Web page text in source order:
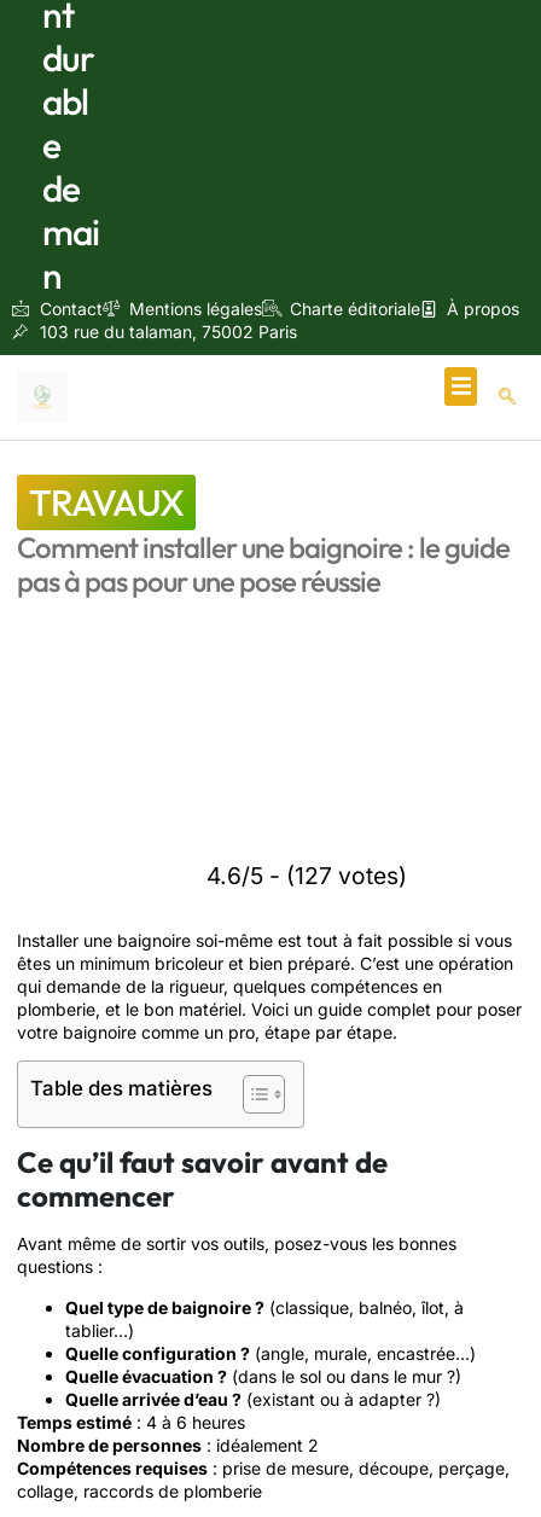
nt
dur
abl
e
de
mai
n
Contact Mentions légales Charte éditoriale
À propos
103 rue du talaman, 75002 Paris
TRAVAUX
Comment installer une baignoire : le guide
pas à pas pour une pose réussie
4.6/5 - (127 votes)
Installer une baignoire soi-même est tout à fait possible si vous
êtes un minimum bricoleur et bien préparé. C’est une opération
qui demande de la rigueur, quelques compétences en
plomberie, et le bon matériel. Voici un guide complet pour poser
votre baignoire comme un pro, étape par étape.
Table des matières
Ce qu’il faut savoir avant de
commencer
Avant même de sortir vos outils, posez-vous les bonnes
questions :
Quel type de baignoire ? (classique, balnéo, îlot, à
tablier…)
Quelle configuration ? (angle, murale, encastrée…)
Quelle évacuation ? (dans le sol ou dans le mur ?)
Quelle arrivée d’eau ? (existant ou à adapter ?)
Temps estimé : 4 à 6 heures
Nombre de personnes : idéalement 2
Compétences requises : prise de mesure, découpe, perçage,
collage, raccords de plomberie